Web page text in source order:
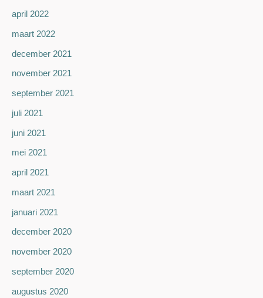
april 2022
maart 2022
december 2021
november 2021
september 2021
juli 2021
juni 2021
mei 2021
april 2021
maart 2021
januari 2021
december 2020
november 2020
september 2020
augustus 2020